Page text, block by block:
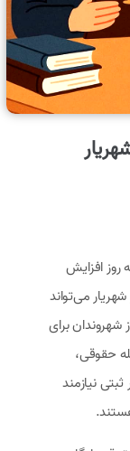
روز افزایش
می‌تواند
شهروندان برای
حقوقی،
نیازمند